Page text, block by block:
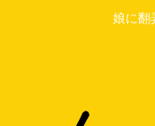
娘に翻